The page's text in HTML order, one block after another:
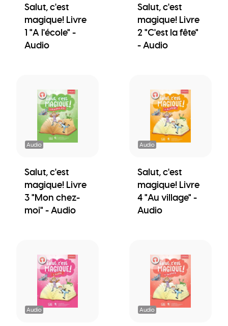
Salut, c'est
magique! Livre
1 "A l'école" -
Audio
Salut, c'est
magique! Livre
2 "C'est la fête"
- Audio
Audio
Salut, c'est
magique! Livre
3 "Mon chez-
moi" - Audio
Audio
Salut, c'est
magique! Livre
4 "Au village" -
Audio
Audio Audio